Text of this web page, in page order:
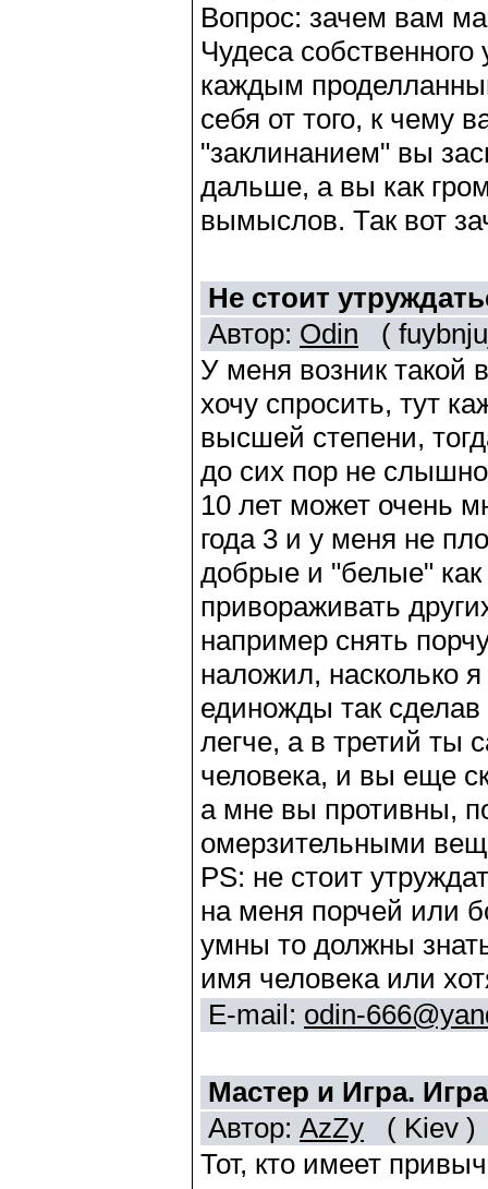
Вопрос: зачем вам
Чудеса
каждым
себя от того, к чему
"заклинанием" вы
дальше, а вы как
вымыслов. Так вот
Не стоит
Автор: Odin (
У меня возник такой
хочу спросить, тут
высшей степени,
до сих пор не
10 лет может очень
года 3 и у меня не
добрые и "белые"
привораживать
например снять
наложил, насколько
единожды так сделав
легче, а в третий ты
человека, и вы еще
а мне вы противны,
омерзительными
PS: не стоит
на меня порчей или
умны то должны
имя человека или
E-mail: odin-
Мастер и Игра.
Автор: AzZy ( Kiev )
Тот, кто имеет